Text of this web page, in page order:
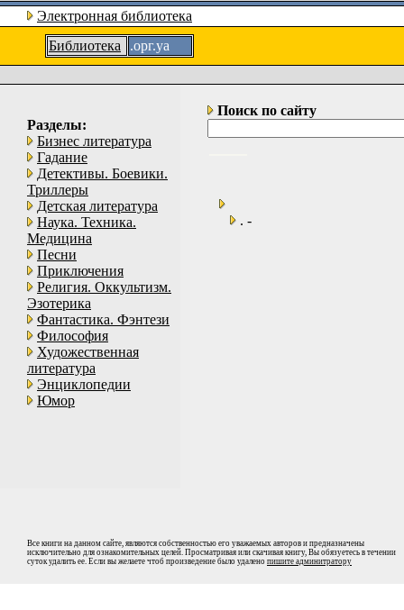
Электронная библиотека
Библиотека
.орг.уа
Разделы:
Бизнес литература
Гадание
Детективы. Боевики.
Триллеры
Детская литература
Наука. Техника.
Медицина
Песни
Приключения
Религия. Оккультизм.
Эзотерика
Фантастика. Фэнтези
Философия
Художественная
литература
Энциклопедии
Юмор
Поиск по сайту
. -
Все книги на данном сайте, являются собственностью его уважаемых авторов и предназначены
исключительно для ознакомительных целей. Просматривая или скачивая книгу, Вы обязуетесь в течении
суток удалить ее. Если вы желаете чтоб произведение было удалено пишите админитратору